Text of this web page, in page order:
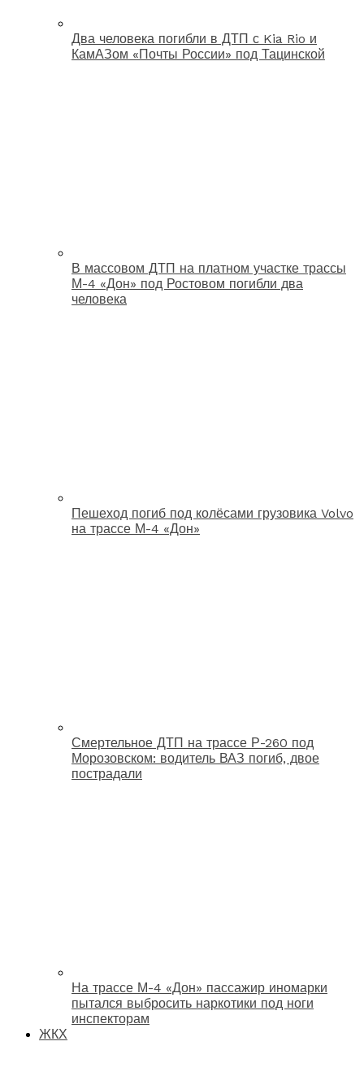
Два человека погибли в ДТП с Kia Rio и
КамАЗом «Почты России» под Тацинской
В массовом ДТП на платном участке трассы
М-4 «Дон» под Ростовом погибли два
человека
Пешеход погиб под колёсами грузовика Volvo
на трассе М-4 «Дон»
Смертельное ДТП на трассе Р-260 под
Морозовском: водитель ВАЗ погиб, двое
пострадали
На трассе М-4 «Дон» пассажир иномарки
пытался выбросить наркотики под ноги
инспекторам
ЖКХ